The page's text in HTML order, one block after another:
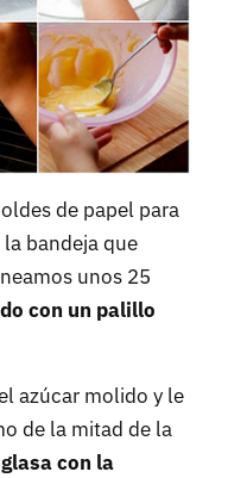
de papel para
bandeja que
unos 25
con un palillo
azúcar molido y le
de la mitad de la
con la